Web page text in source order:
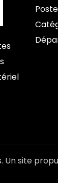
Un site